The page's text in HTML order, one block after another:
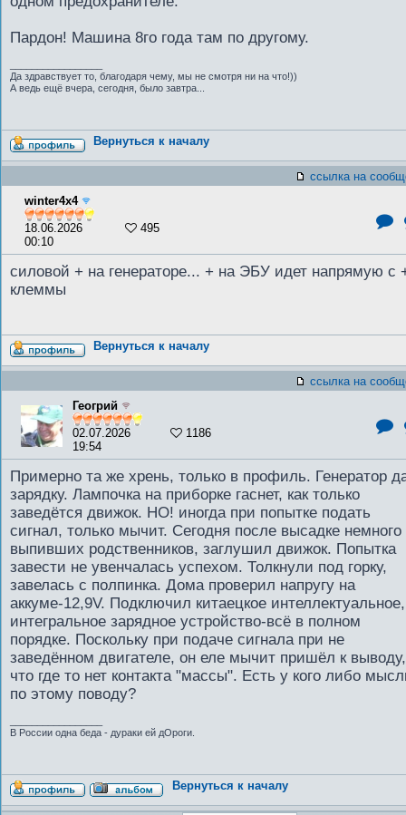
Пардон! Машина 8го года там по другому.
Да здравствует то, благодаря чему, мы не смотря ни на что!))
А ведь ещё вчера, сегодня, было завтра...
Вернуться к началу
ссылка на
winter4x4
18.06.2026
00:10
495
силовой + на генераторе... + на ЭБУ идет напрямую с
клеммы
Вернуться к началу
ссылка на
Геогрий
02.07.2026
19:54
1186
Примерно та же хрень, только в профиль. Генератор
зарядку. Лампочка на приборке гаснет, как только
заведётся движок. НО! иногда при попытке подать
сигнал, только мычит. Сегодня после высадке немного
выпивших родственников, заглушил движок. Попытка
завести не увенчалась успехом. Толкнули под горку,
завелась с полпинка. Дома проверил напругу на
аккуме-12,9V. Подключил китаецкое интеллектуальное,
интегральное зарядное устройство-всё в полном
порядке. Поскольку при подаче сигнала при не
заведённом двигателе, он еле мычит пришёл к выводу,
что где то нет контакта "массы". Есть у кого либо
по этому поводу?
В России одна беда - дураки ей дОроги.
Вернуться к началу